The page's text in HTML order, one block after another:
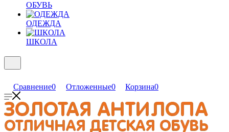
ОБУВЬ
ОДЕЖДА
ШКОЛА
Сравнение0 Отложенные0 Корзина0